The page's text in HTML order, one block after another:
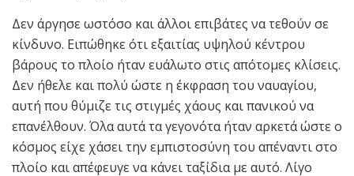
Δεν άργησε ωστόσο και άλλοι επιβάτες να τεθούν σε
κίνδυνο. Ειπώθηκε ότι εξαιτίας υψηλού κέντρου
βάρους το πλοίο ήταν ευάλωτο στις απότομες κλίσεις.
Δεν ήθελε και πολύ ώστε η έκφραση του ναυαγίου,
αυτή που θύμιζε τις στιγμές χάους και πανικού να
επανέλθουν. Όλα αυτά τα γεγονότα ήταν αρκετά ώστε ο
κόσμος είχε χάσει την εμπιστοσύνη του απέναντι στο
πλοίο και απέφευγε να κάνει ταξίδια με αυτό. Λίγο